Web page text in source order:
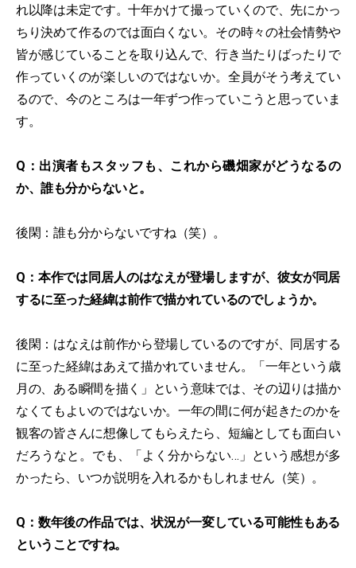
れ以降は未定です。十年かけて撮っていくので、先にかっ
ちり決めて作るのでは面白くない。その時々の社会情勢や
皆が感じていることを取り込んで、行き当たりばったりで
作っていくのが楽しいのではないか。全員がそう考えてい
るので、今のところは一年ずつ作っていこうと思っていま
す。
Q：出演者もスタッフも、これから磯畑家がどうなるの
か、誰も分からないと。
後閑：誰も分からないですね（笑）。
Q：本作では同居人のはなえが登場しますが、彼女が同居
するに至った経緯は前作で描かれているのでしょうか。
後閑：はなえは前作から登場しているのですが、同居する
に至った経緯はあえて描かれていません。「一年という歳
月の、ある瞬間を描く」という意味では、その辺りは描か
なくてもよいのではないか。一年の間に何が起きたのかを
観客の皆さんに想像してもらえたら、短編としても面白い
だろうなと。でも、「よく分からない…」という感想が多
かったら、いつか説明を入れるかもしれません（笑）。
Q：数年後の作品では、状況が一変している可能性もある
ということですね。